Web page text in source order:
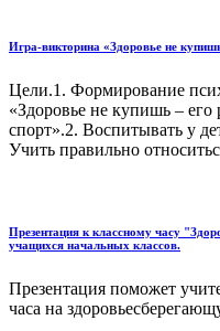
Игра-викторина «Здоровье не
Цели.1. Формирование
«Здоровье не купишь –
спорт».2. Воспитывать у
Учить правильно
Презентация к классному часу
учащихся начальных классов.
Презентация поможет
часа на